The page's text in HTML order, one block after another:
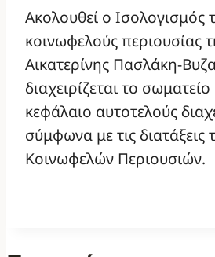
Ακολουθεί ο Ισολογισμός
κοινωφελούς περιουσίας
Αικατερίνης Πασλάκη-
διαχειρίζεται το
κεφάλαιο αυτοτελούς
σύμφωνα με τις διατάξεις
Κοινωφελών Περιουσιών.